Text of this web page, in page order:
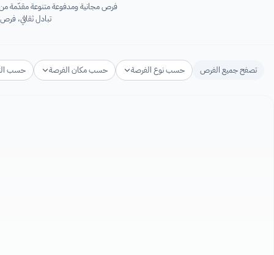
فرص مجانية ومدفوعة متنوعة مقدّمة من
تبادل ثقافي،
تصفح جميع الفرص حسب نوع الفرصة حسب مكان الفرصة حسب